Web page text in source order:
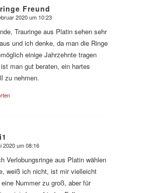
Freund
2020 um 10:23
Trauringe aus Platin sehen sehr
und ich denke, da man die Ringe
einige Jahrzehnte tragen
man gut beraten, ein hartes
zu nehmen.
2020 um 08:16
Verlobungsringe aus Platin wählen
weiß ich nicht, ist mir vielleicht
eine Nummer zu groß, aber für